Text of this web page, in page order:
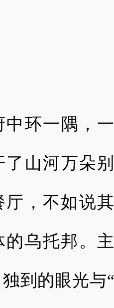
中环一隅，
了山河万朵
厅，不如说
的乌托邦。
到的眼光与